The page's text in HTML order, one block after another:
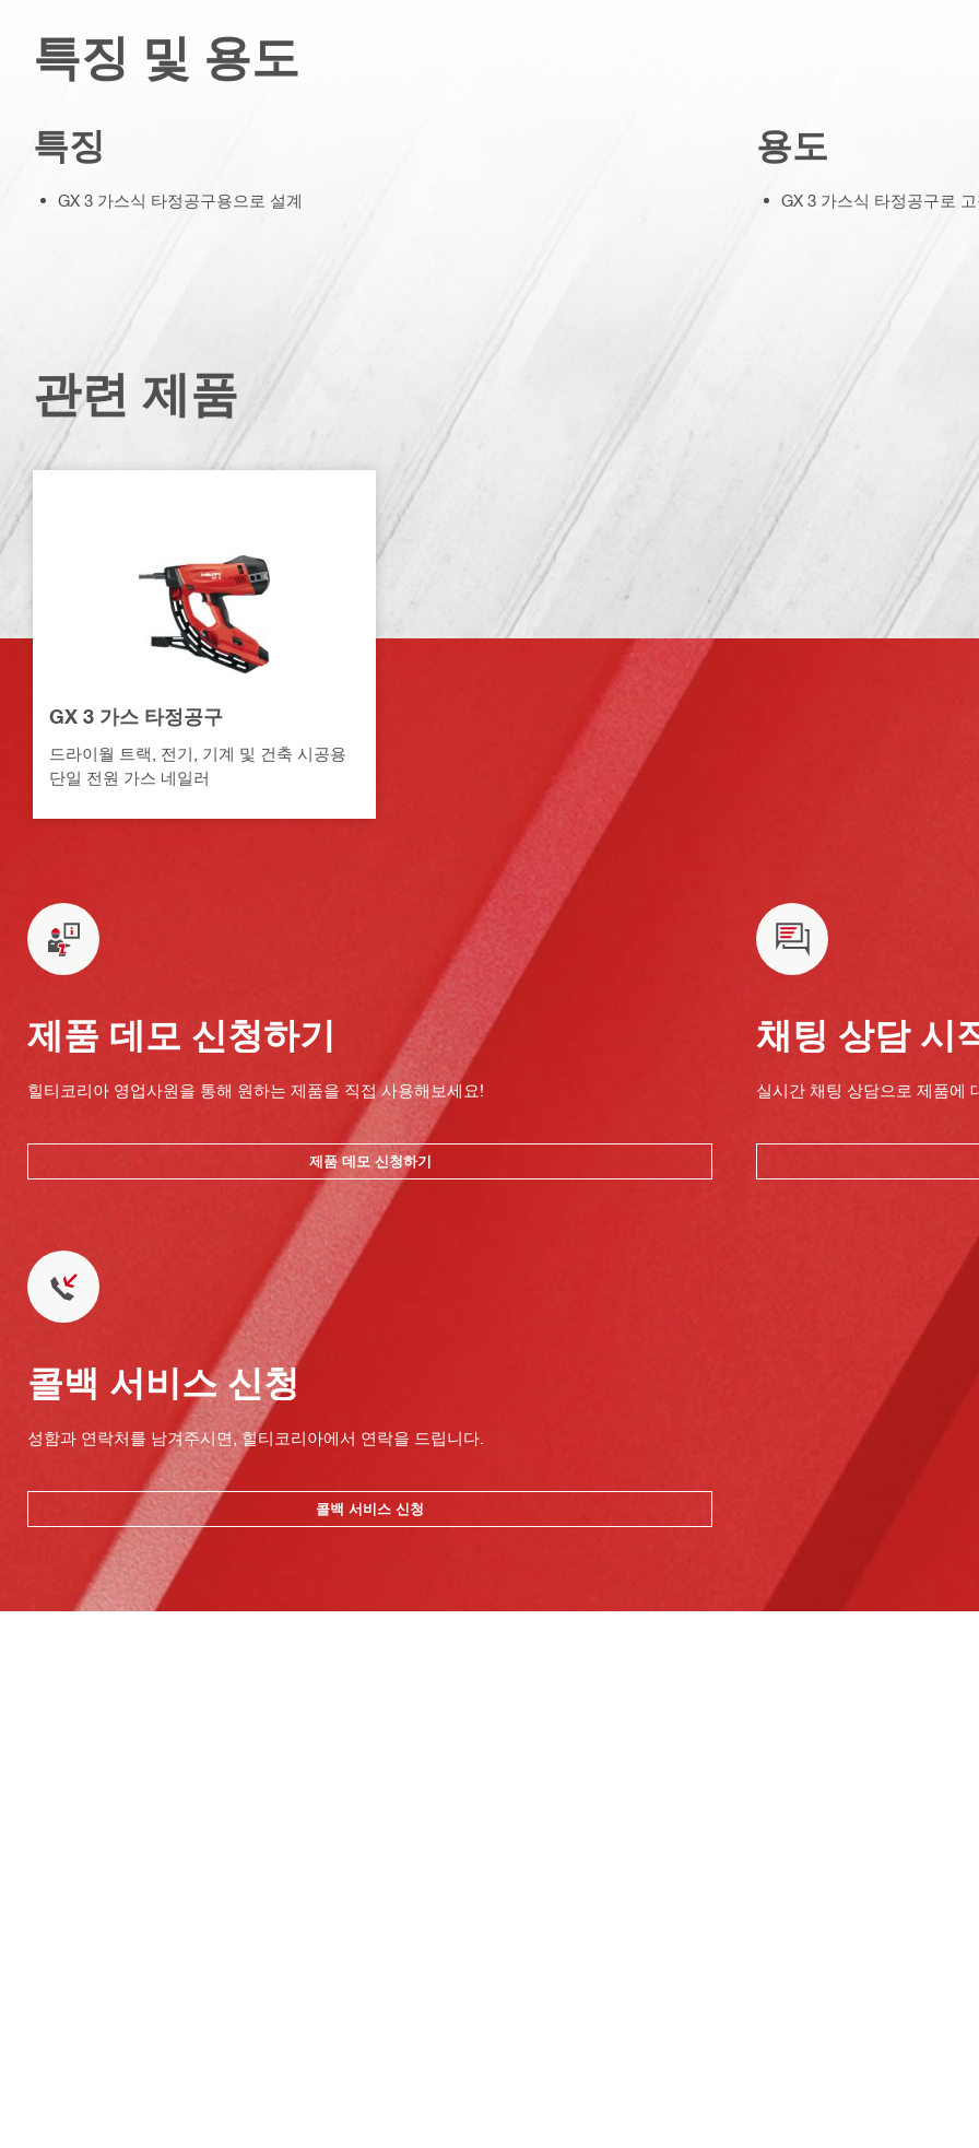
특징 및 용도
특징
GX 3 가스식 타정공구용으로 설계
용도
GX 3 가스식 타정공구로
관련 제품
GX 3 가스 타정공구
드라이월 트랙, 전기, 기계 및 건축 시공용
단일 전원 가스 네일러
제품 데모 신청하기
힐티코리아 영업사원을 통해 원하는 제품을 직접 사용해보세요!
제품 데모 신청하기
채팅 상담 시
실시간 채팅 상담으로 제품에
콜백 서비스 신청
성함과 연락처를 남겨주시면, 힐티코리아에서 연락을 드립니다.
콜백 서비스 신청